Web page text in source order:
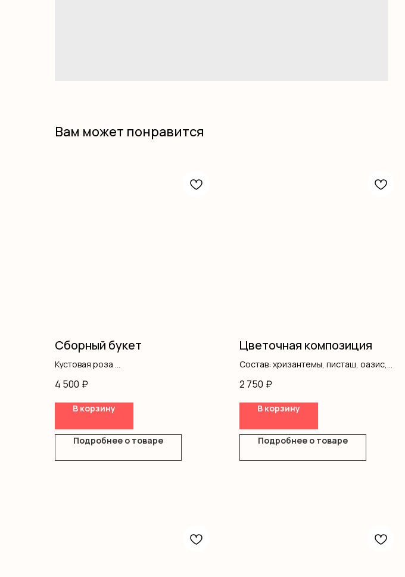
Вам может понравится
Сборный букет
Кустовая роза
Диантус
Оформление
4 500 ₽
В корзину
Подробнее о товаре
Цветочная композиция
Состав: хризантемы, писташ, оазис,
2 750 ₽
В корзину
Подробнее о товаре